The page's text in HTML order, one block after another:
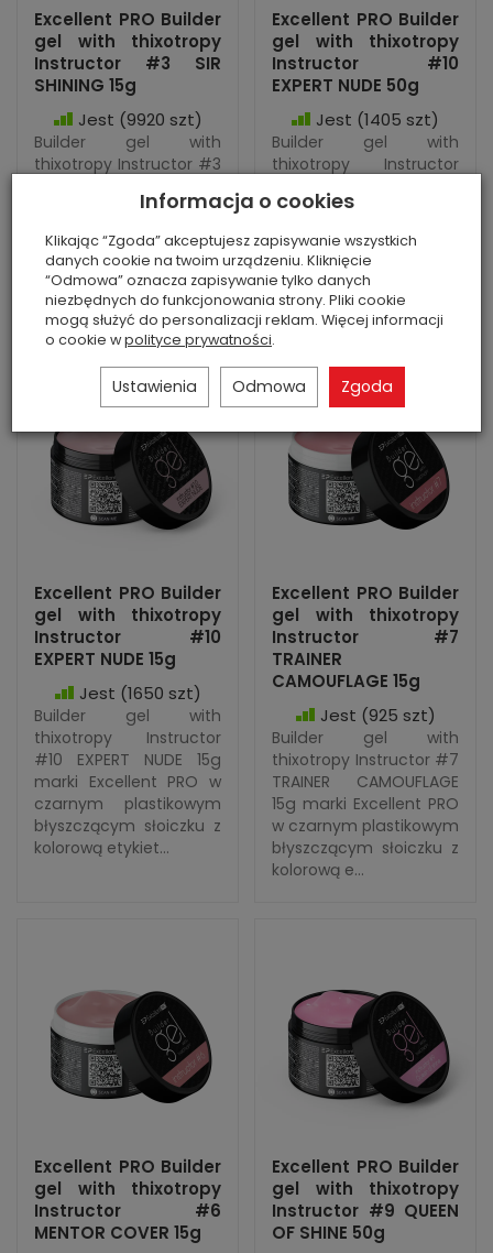
Excellent PRO Builder
gel with thixotropy
Instructor #3 SIR
SHINING 15g
Jest (9920 szt)
Builder gel with
thixotropy Instructor #3
Excellent PRO w
matowym słoiczku z
kolorową etykietą....
Excellent PRO Builder
gel with thixotropy
Instructor #10
EXPERT NUDE 50g
Jest (1405 szt)
Builder gel with
thixotropy Instructor
marki Excellent PRO w
błyszczącym słoiczku z
kolorową etykiet...
Excellent PRO Builder
gel with thixotropy
Instructor #10
EXPERT NUDE 15g
Jest (1650 szt)
Builder gel with
thixotropy Instructor
#10 EXPERT NUDE 15g
marki Excellent PRO w
czarnym plastikowym
błyszczącym słoiczku z
kolorową etykiet...
Excellent PRO Builder
gel with thixotropy
Instructor #7
TRAINER
CAMOUFLAGE 15g
Jest (925 szt)
Builder gel with
thixotropy Instructor #7
TRAINER CAMOUFLAGE
15g marki Excellent PRO
w czarnym plastikowym
błyszczącym słoiczku z
kolorową e...
Excellent PRO Builder
gel with thixotropy
Instructor #6
MENTOR COVER 15g
Excellent PRO Builder
gel with thixotropy
Instructor #9 QUEEN
OF SHINE 50g
Informacja o cookies
Klikając “Zgoda” akceptujesz zapisywanie wszystkich
danych cookie na twoim urządzeniu. Kliknięcie
“Odmowa” oznacza zapisywanie tylko danych
niezbędnych do funkcjonowania strony. Pliki cookie
mogą służyć do personalizacji reklam. Więcej informacji
o cookie wpolityce prywatności.
Ustawienia Odmowa Zgoda